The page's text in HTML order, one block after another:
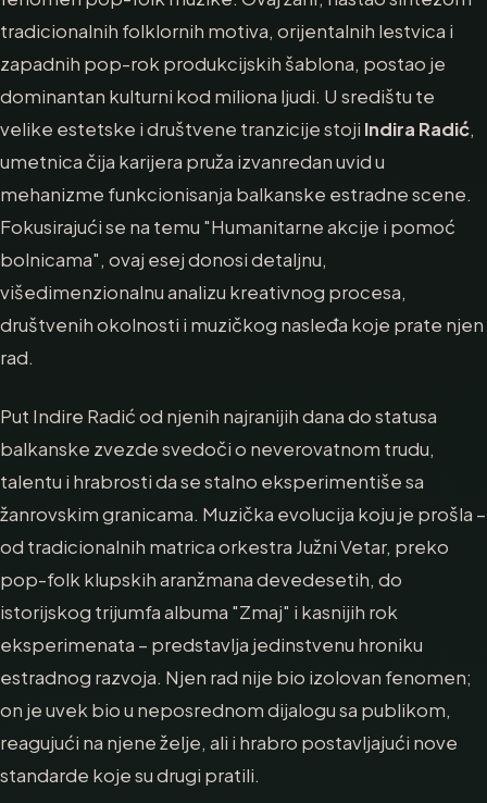
tradicionalnih folklornih motiva, orijentalnih lestvica i
zapadnih pop-rok produkcijskih šablona, postao je
dominantan kulturni kod miliona ljudi. U središtu te
velike estetske i društvene tranzicije stoji Indira Radić,
umetnica čija karijera pruža izvanredan uvid u
mehanizme funkcionisanja balkanske estradne scene.
Fokusirajući se na temu "Humanitarne akcije i pomoć
bolnicama", ovaj esej donosi detaljnu,
višedimenzionalnu analizu kreativnog procesa,
društvenih okolnosti i muzičkog nasleđa koje prate njen
rad.
Put Indire Radić od njenih najranijih dana do statusa
balkanske zvezde svedoči o neverovatnom trudu,
talentu i hrabrosti da se stalno eksperimentiše sa
žanrovskim granicama. Muzička evolucija koju je prošla –
od tradicionalnih matrica orkestra Južni Vetar, preko
pop-folk klupskih aranžmana devedesetih, do
istorijskog trijumfa albuma "Zmaj" i kasnijih rok
eksperimenata – predstavlja jedinstvenu hroniku
estradnog razvoja. Njen rad nije bio izolovan fenomen;
on je uvek bio u neposrednom dijalogu sa publikom,
reagujući na njene želje, ali i hrabro postavljajući nove
standarde koje su drugi pratili.